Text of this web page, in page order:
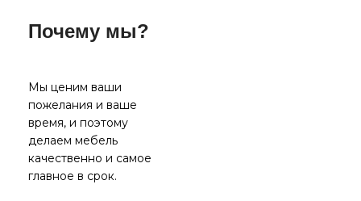
Почему мы?
Мы ценим ваши
пожелания и ваше
время, и поэтому
делаем мебель
качественно и самое
главное в срок.